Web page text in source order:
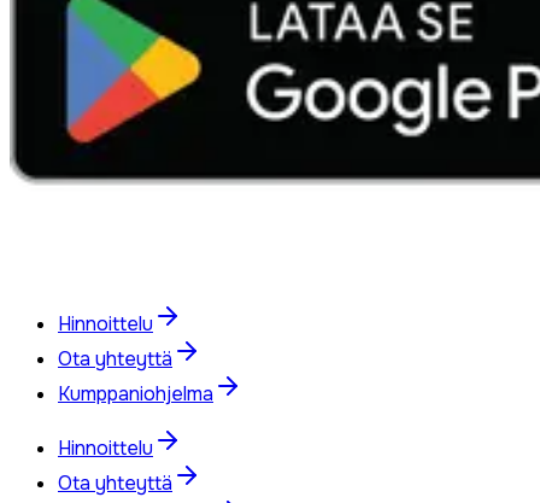
Hinnoittelu
Ota yhteyttä
Kumppaniohjelma
Hinnoittelu
Ota yhteyttä